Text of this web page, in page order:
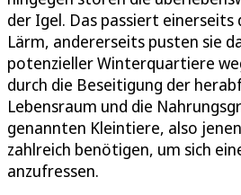
der Igel. Das passiert einerseits
Lärm, andererseits pusten sie
potenzieller Winterquartiere
durch die Beseitigung der
Lebensraum und die
genannten Kleintiere, also
zahlreich benötigen, um sich
anzufressen.